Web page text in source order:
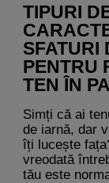
TIPURI
SFATURI
PENTRU
TEN ÎN
Simți că ai
de iarnă, dar
îți lucește
vreodată
tău este